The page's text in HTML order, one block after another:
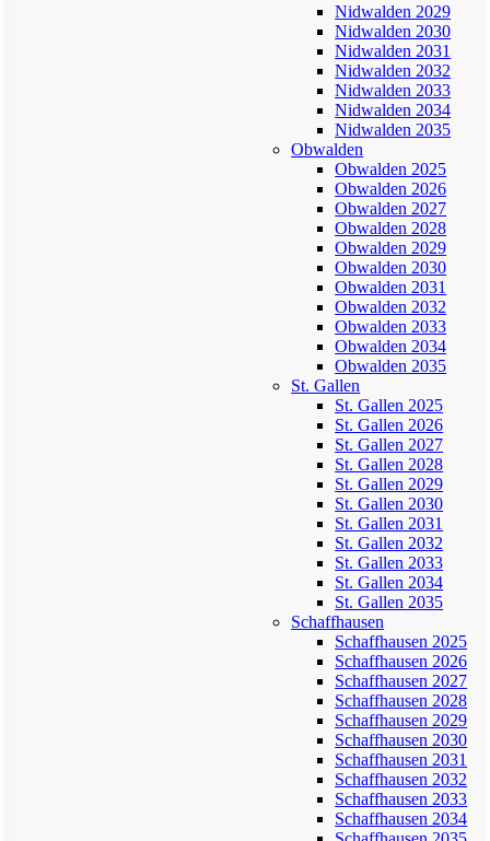
Nidwalden 2029
Nidwalden 2030
Nidwalden 2031
Nidwalden 2032
Nidwalden 2033
Nidwalden 2034
Nidwalden 2035
Obwalden
Obwalden 2025
Obwalden 2026
Obwalden 2027
Obwalden 2028
Obwalden 2029
Obwalden 2030
Obwalden 2031
Obwalden 2032
Obwalden 2033
Obwalden 2034
Obwalden 2035
St. Gallen
St. Gallen 2025
St. Gallen 2026
St. Gallen 2027
St. Gallen 2028
St. Gallen 2029
St. Gallen 2030
St. Gallen 2031
St. Gallen 2032
St. Gallen 2033
St. Gallen 2034
St. Gallen 2035
Schaffhausen
Schaffhausen 2025
Schaffhausen 2026
Schaffhausen 2027
Schaffhausen 2028
Schaffhausen 2029
Schaffhausen 2030
Schaffhausen 2031
Schaffhausen 2032
Schaffhausen 2033
Schaffhausen 2034